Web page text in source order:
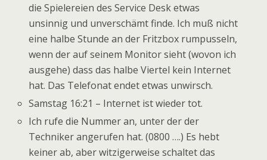
die Spielereien des Service Desk etwas
unsinnig und unverschämt finde. Ich muß nicht
eine halbe Stunde an der Fritzbox rumpusseln,
wenn der auf seinem Monitor sieht (wovon ich
ausgehe) dass das halbe Viertel kein Internet
hat. Das Telefonat endet etwas unwirsch.
Samstag 16:21 – Internet ist wieder tot.
Ich rufe die Nummer an, unter der der
Techniker angerufen hat. (0800 ….) Es hebt
keiner ab, aber witzigerweise schaltet das